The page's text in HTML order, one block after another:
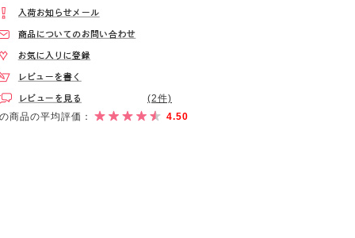
(2件)
商品の平均評価：
4.50